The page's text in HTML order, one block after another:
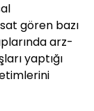
gören bazı
arz-
yaptığı